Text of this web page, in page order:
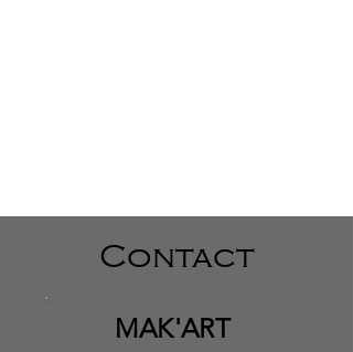
Contact
MAK'ART